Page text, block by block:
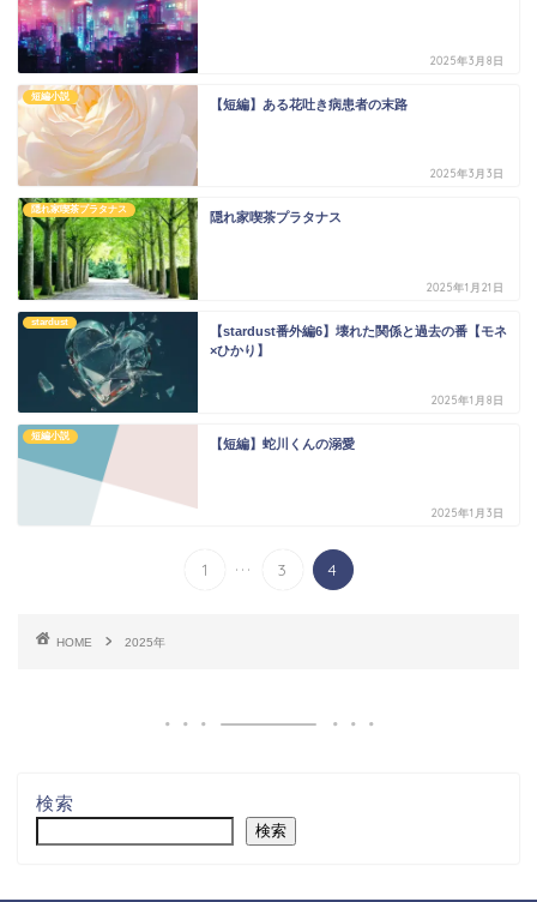
2025年3月8日
短編小説
【短編】ある花吐き病患者の末路
2025年3月3日
隠れ家喫茶プラタナス
隠れ家喫茶プラタナス
2025年1月21日
stardust
【stardust番外編6】壊れた関係と過去の番【モネ
×ひかり】
2025年1月8日
短編小説
【短編】蛇川くんの溺愛
2025年1月3日
1 ... 3 4
HOME 2025年
検索
検索